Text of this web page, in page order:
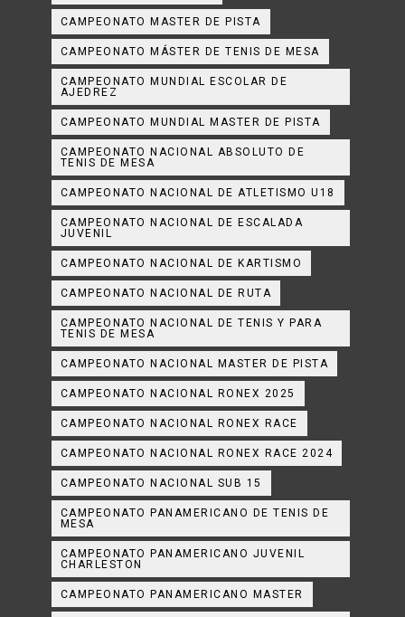
CAMPEONATO MASTER DE PISTA
CAMPEONATO MÁSTER DE TENIS DE MESA
CAMPEONATO MUNDIAL ESCOLAR DE
AJEDREZ
CAMPEONATO MUNDIAL MASTER DE PISTA
CAMPEONATO NACIONAL ABSOLUTO DE
TENIS DE MESA
CAMPEONATO NACIONAL DE ATLETISMO U18
CAMPEONATO NACIONAL DE ESCALADA
JUVENIL
CAMPEONATO NACIONAL DE KARTISMO
CAMPEONATO NACIONAL DE RUTA
CAMPEONATO NACIONAL DE TENIS Y PARA
TENIS DE MESA
CAMPEONATO NACIONAL MASTER DE PISTA
CAMPEONATO NACIONAL RONEX 2025
CAMPEONATO NACIONAL RONEX RACE
CAMPEONATO NACIONAL RONEX RACE 2024
CAMPEONATO NACIONAL SUB 15
CAMPEONATO PANAMERICANO DE TENIS DE
MESA
CAMPEONATO PANAMERICANO JUVENIL
CHARLESTON
CAMPEONATO PANAMERICANO MASTER